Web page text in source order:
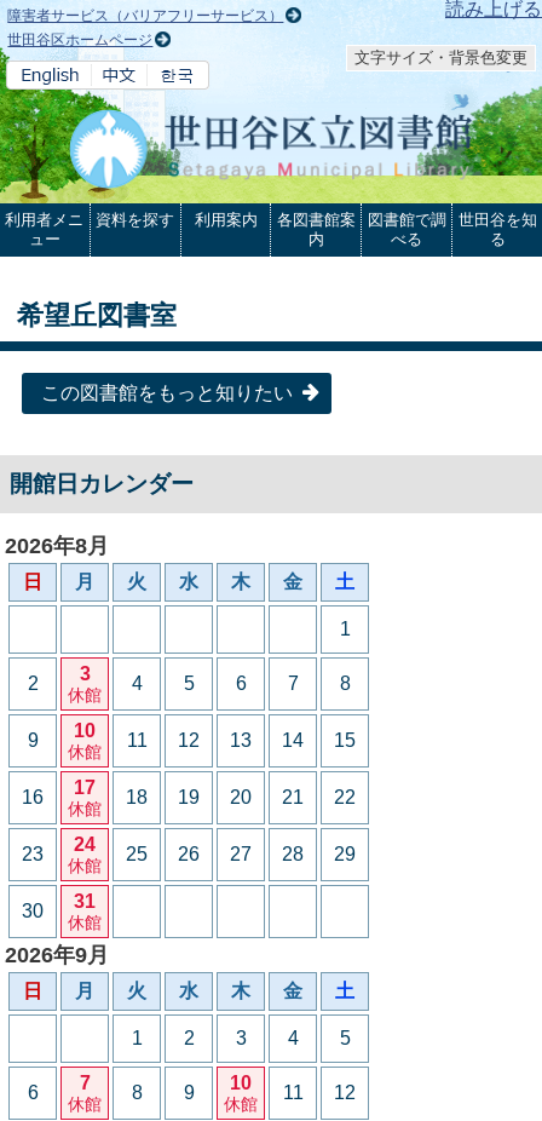
本文へ 読み上げる
障害者サービス（バリアフリーサービス）
世田谷区ホームページ
文字サイズ・背景色変更
利用者メニ
ュー
資料を探す 利用案内
各図書館案
内
図書館で調
べる
世田谷を知
る
希望丘図書室
この図書館をもっと知りたい
開館日カレンダー
2026年8月
日 月 火 水 木 金 土
1
2 3
休館
4 5 6 7 8
9 10
休館
11 12 13 14 15
16 17
休館
18 19 20 21 22
23 24
休館
25 26 27 28 29
30 31
休館
2026年9月
日 月 火 水 木 金 土
1 2 3 4 5
6 7
休館
8 9 10
休館
11 12